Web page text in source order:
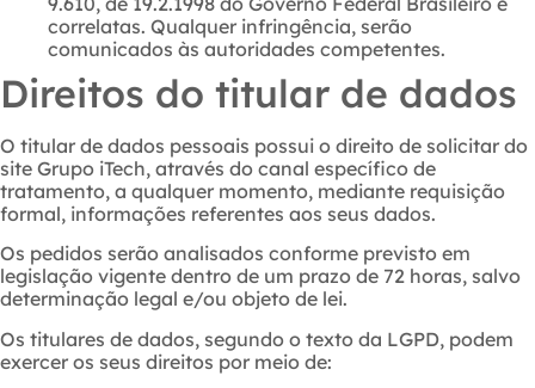
correlatas. Qualquer infringência, serão
comunicados às autoridades competentes.
Direitos do titular de dados
O titular de dados pessoais possui o direito de solicitar do
site Grupo iTech, através do canal específico de
tratamento, a qualquer momento, mediante requisição
formal, informações referentes aos seus dados.
Os pedidos serão analisados conforme previsto em
legislação vigente dentro de um prazo de 72 horas, salvo
determinação legal e/ou objeto de lei.
Os titulares de dados, segundo o texto da LGPD, podem
exercer os seus direitos por meio de: